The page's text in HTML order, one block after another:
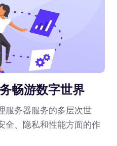
畅游数字世界
服务器服务的多层次世
全、隐私和性能方面的作